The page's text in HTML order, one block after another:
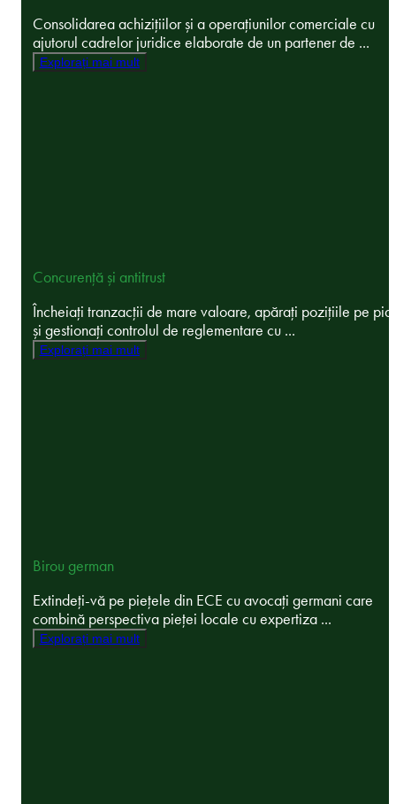
Consolidarea achizițiilor și a operațiunilor comerciale cu
ajutorul cadrelor juridice elaborate de un partener de ...
Explorați mai mult
Concurență și antitrust
Încheiați tranzacții de mare valoare, apărați pozițiile pe
și gestionați controlul de reglementare cu ...
Explorați mai mult
Birou german
Extindeți-vă pe piețele din ECE cu avocați germani care
combină perspectiva pieței locale cu expertiza ...
Explorați mai mult